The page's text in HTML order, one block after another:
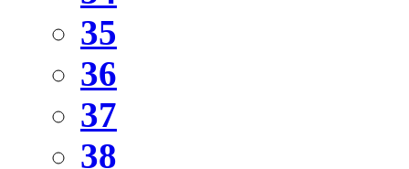
35
36
37
38